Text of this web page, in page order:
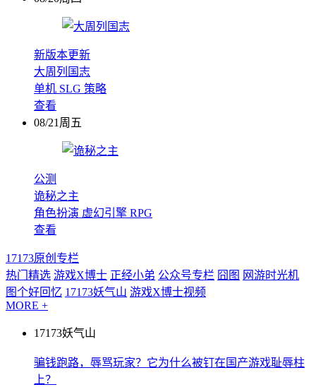
新版本更新
大周列国志
单机 SLG 策略
查看
08/21周五
公测
诡秘之主
角色扮演 虚幻引擎 RPG
查看
17173原创专栏
热门精选 游戏X博士 正经小弟 公众号专栏 囧图 网游时光机
图个好回忆 17173妖气山 游戏X博士视频
MORE +
17173妖气山
骗钱跑路，辱骂玩家？它为什么被钉在国产游戏耻辱柱
上？